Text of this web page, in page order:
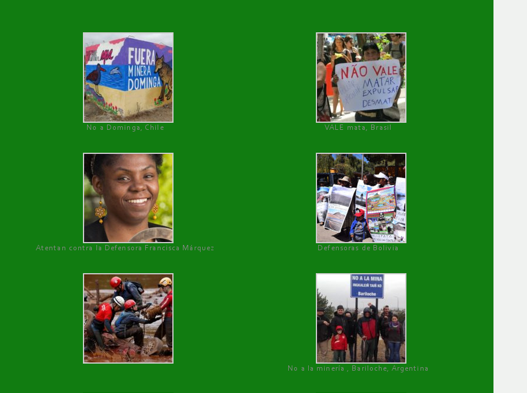
No a Dominga, Chile
VALE mata, Brasil
Atentan contra la Defensora Francisca Márquez Defensoras de Bolivia
No a la minería , Bariloche, Argentina